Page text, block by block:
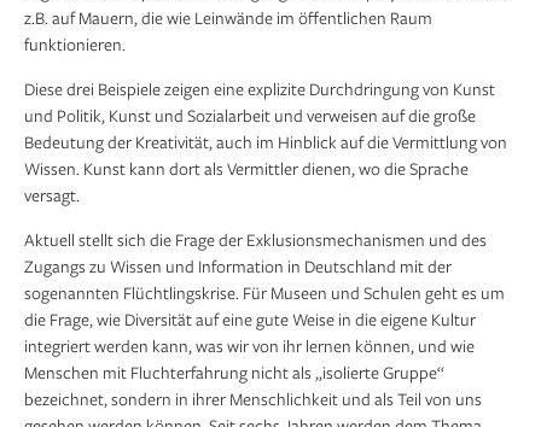
z.B. auf Mauern, die wie Leinwände im öffentlichen Raum
funktionieren.
Diese drei Beispiele zeigen eine explizite Durchdringung von Kunst
und Politik, Kunst und Sozialarbeit und verweisen auf die große
Bedeutung der Kreativität, auch im Hinblick auf die Vermittlung von
Wissen. Kunst kann dort als Vermittler dienen, wo die Sprache
versagt.
Aktuell stellt sich die Frage der Exklusionsmechanismen und des
Zugangs zu Wissen und Information in Deutschland mit der
sogenannten Flüchtlingskrise. Für Museen und Schulen geht es um
die Frage, wie Diversität auf eine gute Weise in die eigene Kultur
integriert werden kann, was wir von ihr lernen können, und wie
Menschen mit Fluchterfahrung nicht als „isolierte Gruppe“
bezeichnet, sondern in ihrer Menschlichkeit und als Teil von uns